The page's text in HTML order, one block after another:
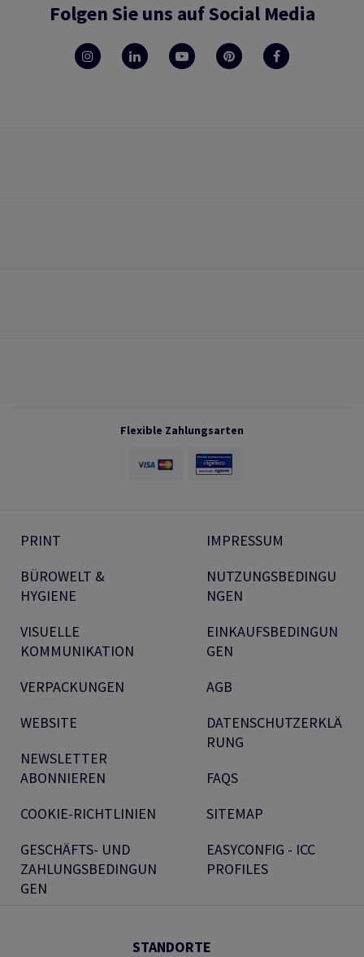
Folgen Sie uns auf Social Media
Flexible Zahlungsarten
PRINT
BÜROWELT &
HYGIENE
VISUELLE
KOMMUNIKATION
VERPACKUNGEN
WEBSITE
NEWSLETTER
ABONNIEREN
COOKIE-RICHTLINIEN
GESCHÄFTS- UND
ZAHLUNGSBEDINGUN
GEN
IMPRESSUM
NUTZUNGSBEDINGU
NGEN
EINKAUFSBEDINGUN
GEN
AGB
DATENSCHUTZERKLÄ
RUNG
FAQS
SITEMAP
EASYCONFIG - ICC
PROFILES
STANDORTE